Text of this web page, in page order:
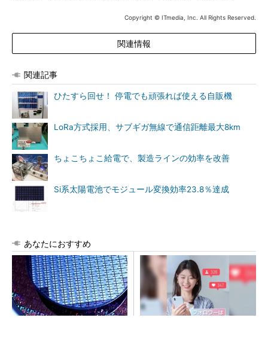
Copyright © ITmedia, Inc. All Rights Reserved.
関連情報
関連記事
ひたすら回せ！ 停電でも頑張れば使える自販機
LoRa方式採用、サブギガ無線で通信距離最大8km
ちょこちょこ給電で、製造ラインの効率を改善
Si系太陽電池でモジュール変換効率23.8％達成
あなたにおすすめ